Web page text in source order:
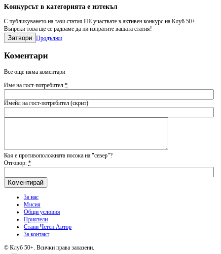
Kонкурсът в категорията е изтекъл
С публикуването на тази статия НЕ участвате в активен конкурс на Клуб 50+.
Въпреки това ще се радваме да ни изпратите вашата статия!
Затвори Продължи
Коментари
Все още няма коментари
Име на гост-потребител *
Имейл на гост-потребител (скрит)
Коя е противоположната посока на "север"?
Отговор: *
За нас
Мисия
Общи условия
Приятели
Стани Четен Автор
За контакт
© Клуб 50+. Всички права запазени.